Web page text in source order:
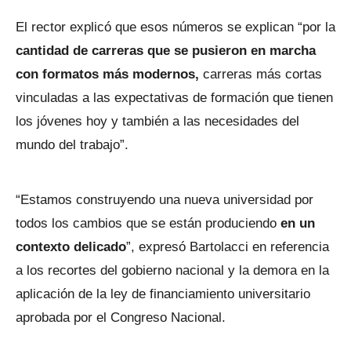
El rector explicó que esos números se explican “por la
cantidad de carreras que se pusieron en marcha
con formatos más modernos, carreras más cortas
vinculadas a las expectativas de formación que tienen
los jóvenes hoy y también a las necesidades del
mundo del trabajo”.
“Estamos construyendo una nueva universidad por
todos los cambios que se están produciendo en un
contexto delicado”, expresó Bartolacci en referencia
a los recortes del gobierno nacional y la demora en la
aplicación de la ley de financiamiento universitario
aprobada por el Congreso Nacional.